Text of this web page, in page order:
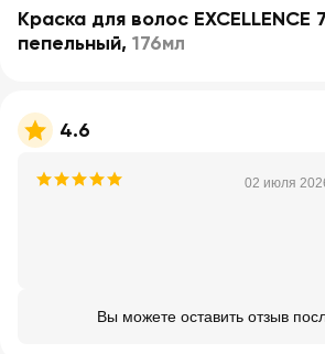
Краска для волос EXCELLENCE
пепельный, 176мл
4.6
02 июля
Вы можете оставить отзыв